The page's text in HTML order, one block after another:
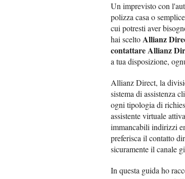
Un imprevisto con
polizza casa o
cui potresti aver
hai sceltoAllianz
contattare Allianz
a tua disposizione,
Allianz Direct, la
sistema di assistenza
ogni tipologia di
assistente virtuale
immancabili indirizzi
preferisca il contatto
sicuramente il canale
In questa guida ho